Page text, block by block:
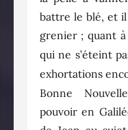
battre le blé, et il
grenier ; quant
qui ne s’éteint
exhortations
Bonne
pouvoir en